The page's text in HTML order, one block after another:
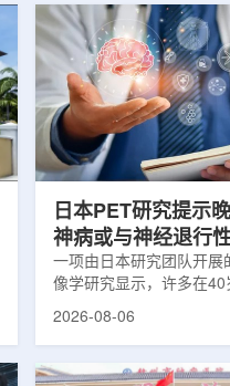
日本PET研究提示
神病或与神经退行
关
一项由日本研究团队开展
像学研究显示，许多在40
次出现幻觉、妄想等精神
常沉积。研究纳入37名晚
2026-08-06